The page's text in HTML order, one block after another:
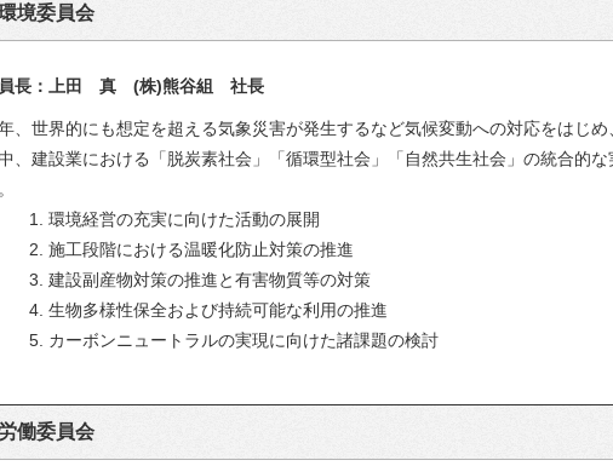
境委員会
長：上田 真 (株)熊谷組 社長
、世界的にも想定を超える気象災害が発生するなど気候変動への対応をはじ
、建設業における「脱炭素社会」「循環型社会」「自然共生社会」の統合的
1. 環境経営の充実に向けた活動の展開
2. 施工段階における温暖化防止対策の推進
3. 建設副産物対策の推進と有害物質等の対策
4. 生物多様性保全および持続可能な利用の推進
5. カーボンニュートラルの実現に向けた諸課題の検討
働委員会